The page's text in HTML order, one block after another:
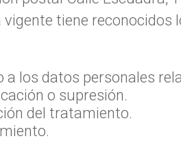
tiene
a los datos personales
o supresión.
del tratamiento.